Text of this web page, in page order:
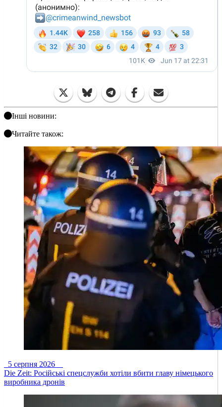
Інші новини:
Читайте також:
5 серпня 2026
Die Zeit: Російські спецслужби хотіли вбити главу німецького
виробника дронів